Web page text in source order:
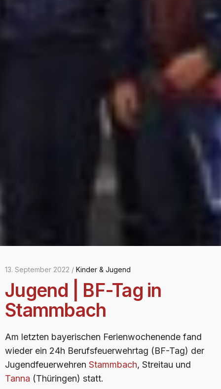
13. September 2022 / Kinder & Jugend
Jugend | BF-Tag in
Stammbach
Am letzten bayerischen Ferienwochenende fand
wieder ein 24h Berufsfeuerwehrtag (BF-Tag) der
Jugendfeuerwehren Stammbach, Streitau und
Tanna (Thüringen) statt.